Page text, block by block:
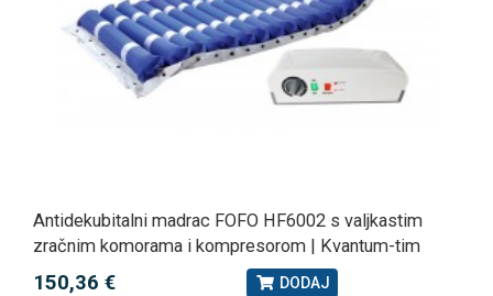
Antidekubitalni madrac FOFO HF6002 s valjkastim
zračnim komorama i kompresorom | Kvantum-tim
150,36 € DODAJ